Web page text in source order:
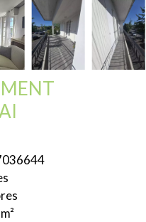
m²